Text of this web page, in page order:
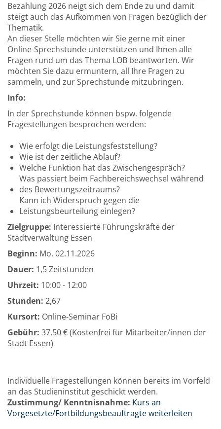
Bezahlung 2026 neigt sich dem Ende zu und damit
steigt auch das Aufkommen von Fragen bezüglich der
Thematik.
An dieser Stelle möchten wir Sie gerne mit einer
Online-Sprechstunde unterstützen und Ihnen alle
Fragen rund um das Thema LOB beantworten. Wir
möchten Sie dazu ermuntern, all Ihre Fragen zu
sammeln, und zur Sprechstunde mitzubringen.
Info:
In der Sprechstunde können bspw. folgende
Fragestellungen besprochen werden:
Wie erfolgt die Leistungsfeststellung?
Wie ist der zeitliche Ablauf?
Welche Funktion hat das Zwischengespräch?
Was passiert beim Fachbereichswechsel während
des Bewertungszeitraums?
Kann ich Widerspruch gegen die
Leistungsbeurteilung einlegen?
Zielgruppe: Interessierte Führungskräfte der
Stadtverwaltung Essen
Beginn: Mo. 02.11.2026
Dauer: 1,5 Zeitstunden
Uhrzeit: 10:00 - 12:00
Stunden: 2,67
Kursort: Online-Seminar FoBi
Gebühr: 37,50 € (Kostenfrei für Mitarbeiter/innen der
Stadt Essen)
Individuelle Fragestellungen können bereits im Vorfeld
an das Studieninstitut geschickt werden.
Zustimmung/ Kenntnisnahme: Kurs an
Vorgesetzte/Fortbildungsbeauftragte weiterleiten